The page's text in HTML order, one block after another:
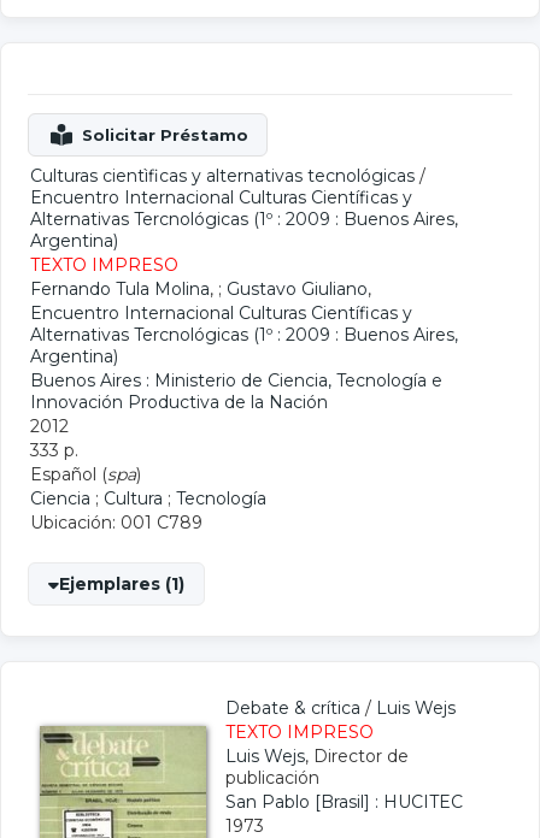
Culturas cientìficas y alternativas tecnológicas /
Encuentro Internacional Culturas Científicas y
Alternativas Tercnológicas (1º : 2009 : Buenos Aires,
Argentina)
TEXTO IMPRESO
Fernando Tula Molina, ; Gustavo Giuliano,
Encuentro Internacional Culturas Científicas y
Alternativas Tercnológicas (1º : 2009 : Buenos Aires,
Argentina)
Buenos Aires : Ministerio de Ciencia, Tecnología e
Innovación Productiva de la Nación
2012
333 p.
Español (spa)
Ciencia ; Cultura ; Tecnología
Ubicación: 001 C789
Ejemplares (1)
Debate & crítica / Luis Wejs
TEXTO IMPRESO
Luis Wejs, Director de
publicación
San Pablo [Brasil] : HUCITEC
1973